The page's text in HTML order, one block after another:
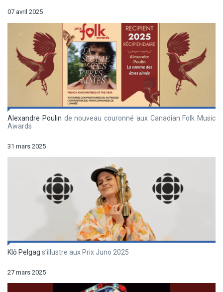
07 avril 2025
Alexandre Poulin de nouveau couronné aux Canadian Folk Music
Awards
31 mars 2025
Klô Pelgag s’illustre aux Prix Juno 2025
27 mars 2025